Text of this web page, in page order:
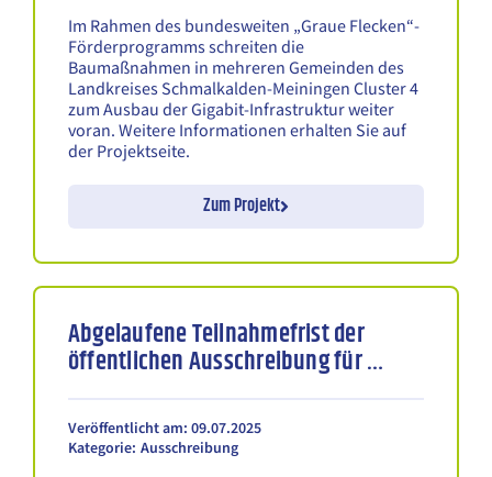
Im Rahmen des bundesweiten „Graue Flecken“-
Förderprogramms schreiten die
Baumaßnahmen in mehreren Gemeinden des
Landkreises Schmalkalden-Meiningen Cluster 4
zum Ausbau der Gigabit-Infrastruktur weiter
voran. Weitere Informationen erhalten Sie auf
der Projektseite.
Zum Projekt
Abgelaufene Teilnahmefrist der
öffentlichen Ausschreibung für …
Veröffentlicht am: 09.07.2025
Kategorie: Ausschreibung